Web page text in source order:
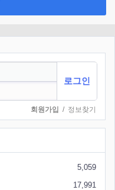
회원가입 / 정보찾기
5,059
17,991